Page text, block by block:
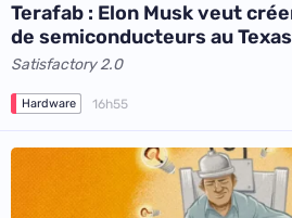
Terafab : Elon Musk veut
de semiconducteurs au Texas
Satisfactory 2.0
Hardware 16h55